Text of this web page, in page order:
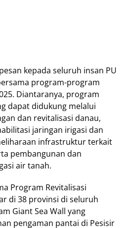
kepada seluruh insan PU
program-program
Diantaranya, program
dapat didukung melalui
dan revitalisasi danau,
jaringan irigasi dan
infrastruktur terkait
pembangunan dan
air tanah.
Program Revitalisasi
di 38 provinsi di seluruh
Giant Sea Wall yang
pengaman pantai di Pesisir